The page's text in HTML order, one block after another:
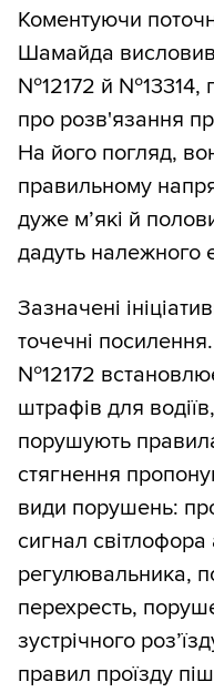
Коментуючи
Шамайда
№12172 й №13314,
про розв'язання
На його погляд,
правильному
дуже м’які й
дадуть належного
Зазначені
точечні
№12172
штрафів для
порушують
стягнення
види порушень:
сигнал
регулювальника,
перехресть,
зустрічного
правил проїзду